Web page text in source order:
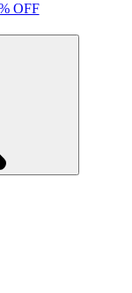
OFF